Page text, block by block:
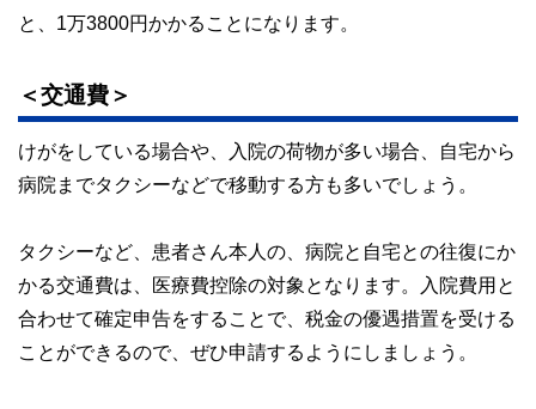
と、1万3800円かかることになります。
＜交通費＞
けがをしている場合や、入院の荷物が多い場合、自宅から
病院までタクシーなどで移動する方も多いでしょう。
タクシーなど、患者さん本人の、病院と自宅との往復にか
かる交通費は、医療費控除の対象となります。入院費用と
合わせて確定申告をすることで、税金の優遇措置を受ける
ことができるので、ぜひ申請するようにしましょう。